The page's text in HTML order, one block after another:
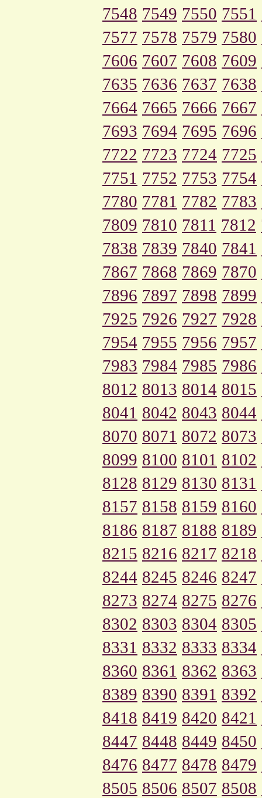
7548 7549 7550 7551
7577 7578 7579 7580
7606 7607 7608 7609
7635 7636 7637 7638
7664 7665 7666 7667
7693 7694 7695 7696
7722 7723 7724 7725
7751 7752 7753 7754
7780 7781 7782 7783
7809 7810 7811 7812
7838 7839 7840 7841
7867 7868 7869 7870
7896 7897 7898 7899
7925 7926 7927 7928
7954 7955 7956 7957
7983 7984 7985 7986
8012 8013 8014 8015
8041 8042 8043 8044
8070 8071 8072 8073
8099 8100 8101 8102
8128 8129 8130 8131
8157 8158 8159 8160
8186 8187 8188 8189
8215 8216 8217 8218
8244 8245 8246 8247
8273 8274 8275 8276
8302 8303 8304 8305
8331 8332 8333 8334
8360 8361 8362 8363
8389 8390 8391 8392
8418 8419 8420 8421
8447 8448 8449 8450
8476 8477 8478 8479
8505 8506 8507 8508